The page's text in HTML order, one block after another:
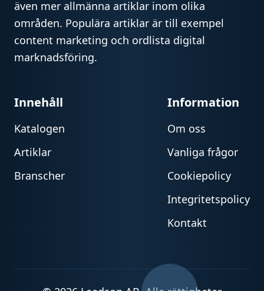
även mer allmänna artiklar inom olika
områden. Populära artiklar är till exempel
content marketing och ordlista digital
marknadsföring.
Innehåll
Katalogen
Artiklar
Branscher
Information
Om oss
Vanliga frågor
Cookiepolicy
Integritetspolicy
Kontakt